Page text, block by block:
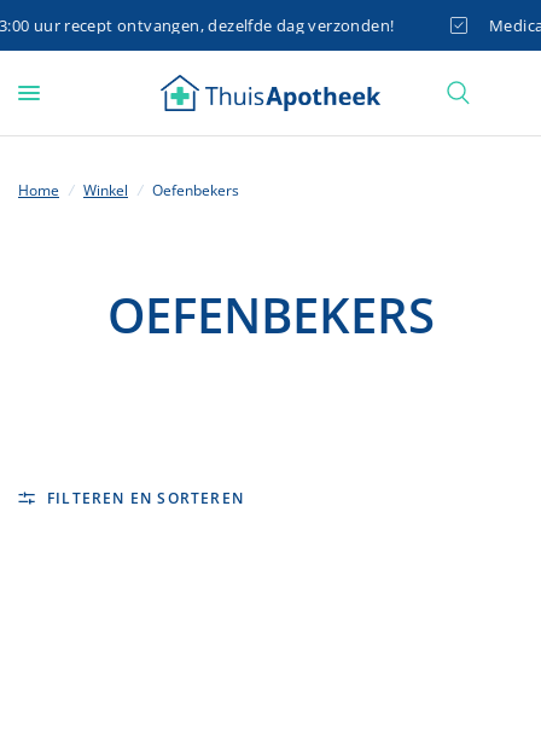
uur recept ontvangen, dezelfde dag verzonden!
Home / Winkel / Oefenbekers
OEFENBEKERS
FILTEREN EN SORTEREN